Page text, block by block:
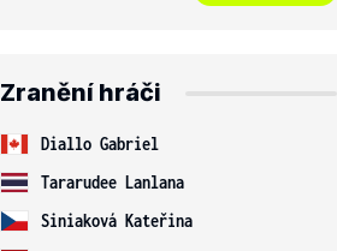
Zranění hráči
Diallo Gabriel
Tararudee Lanlana
Siniaková Kateřina